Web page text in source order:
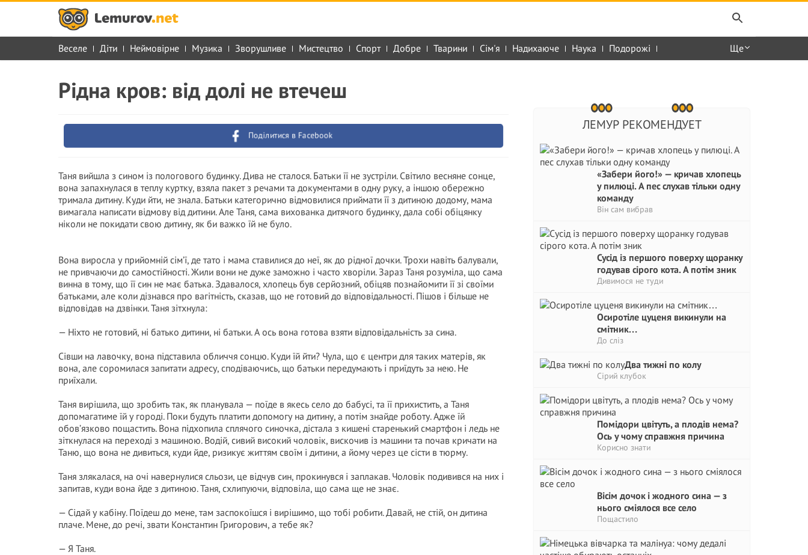
Веселе Діти Неймовірне Музика Зворушливе Мистецтво Спорт Добре Тварини Сім'я Надихаюче Наука Подорожі Ще
ЛЕМУР РЕКОМЕНДУЕТ
«Забери його!» — кричав хлопець
у пилюці. А пес слухав тільки одну
команду
Він сам вибрав
Сусід із першого поверху щоранку
годував сірого кота. А потім зник
Дивимося не туди
Осиротіле цуценя викинули на
смітник…
До сліз
Два тижні по колу
Сірий клубок
Помідори цвітуть, а плодів нема?
Ось у чому справжня причина
Корисно знати
Вісім дочок і жодного сина — з
нього сміялося все село
Пощастило
Рідна кров: від долі не втечеш
Поділитися в Facebook
Таня вийшла з сином із пологового будинку. Дива не сталося. Батьки її не зустріли. Світило весняне сонце,
вона запахнулася в теплу куртку, взяла пакет з речами та документами в одну руку, а іншою обережно
тримала дитину. Куди йти, не знала. Батьки категорично відмовилися приймати її з дитиною додому, мама
вимагала написати відмову від дитини. Але Таня, сама вихованка дитячого будинку, дала собі обіцянку
ніколи не покидати свою дитину, як би важко їй не було.
Вона виросла у прийомній сім’ї, де тато і мама ставилися до неї, як до рідної дочки. Трохи навіть балували,
не привчаючи до самостійності. Жили вони не дуже заможно і часто хворіли. Зараз Таня розуміла, що сама
винна в тому, що її син не має батька. Здавалося, хлопець був серйозний, обіцяв познайомити її зі своїми
батьками, але коли дізнався про вагітність, сказав, що не готовий до відповідальності. Пішов і більше не
відповідав на дзвінки. Таня зітхнула:
— Ніхто не готовий, ні батько дитини, ні батьки. А ось вона готова взяти відповідальність за сина.
Сівши на лавочку, вона підставила обличчя сонцю. Куди їй йти? Чула, що є центри для таких матерів, як
вона, але соромилася запитати адресу, сподіваючись, що батьки передумають і приїдуть за нею. Не
приїхали.
Таня вирішила, що зробить так, як планувала — поїде в якесь село до бабусі, та її прихистить, а Таня
допомагатиме їй у городі. Поки будуть платити допомогу на дитину, а потім знайде роботу. Адже їй
обов’язково пощастить. Вона підхопила сплячого синочка, дістала з кишені старенький смартфон і ледь не
зіткнулася на переході з машиною. Водій, сивий високий чоловік, вискочив із машини та почав кричати на
Таню, що вона не дивиться, куди йде, ризикує життям своїм і дитини, а йому через це сісти в тюрму.
Таня злякалася, на очі навернулися сльози, це відчув син, прокинувся і заплакав. Чоловік подивився на них і
запитав, куди вона йде з дитиною. Таня, схлипуючи, відповіла, що сама ще не знає.
— Сідай у кабіну. Поїдеш до мене, там заспокоїшся і вирішимо, що тобі робити. Давай, не стій, он дитина
плаче. Мене, до речі, звати Константин Григорович, а тебе як?
— Я Таня.